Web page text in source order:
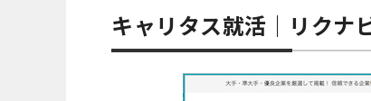
キャリタス就活｜リクナ